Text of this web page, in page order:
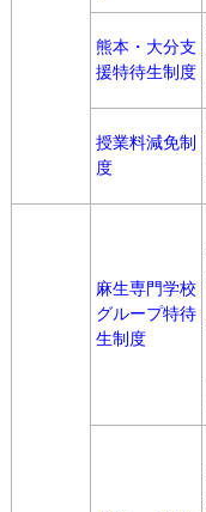
熊本・大分支
援特待生制度
授業料減免制
度
麻生専門学校
グループ特待
生制度